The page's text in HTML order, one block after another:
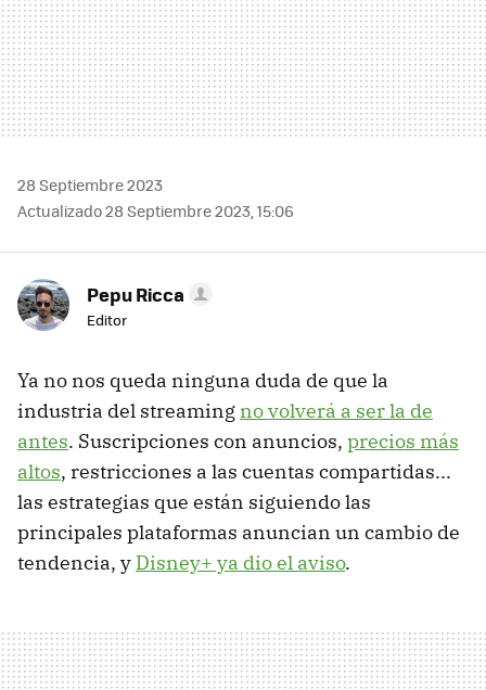
28 Septiembre 2023
Actualizado 28 Septiembre 2023, 15:06
Pepu Ricca
Editor
Ya no nos queda ninguna duda de que la
industria del streaming no volverá a ser la de
antes. Suscripciones con anuncios, precios más
altos, restricciones a las cuentas compartidas...
las estrategias que están siguiendo las
principales plataformas anuncian un cambio de
tendencia, y Disney+ ya dio el aviso.